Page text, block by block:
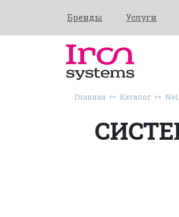
Бренды Услуги
Главная Каталог